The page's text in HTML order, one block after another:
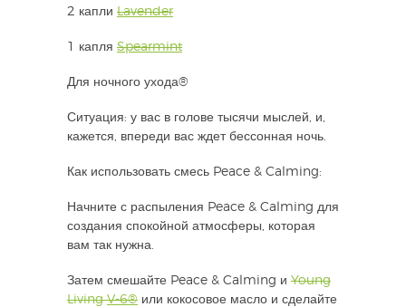
2 капли Lavender
1 капля Spearmint
Для ночного ухода®
Ситуация: у вас в голове тысячи мыслей, и,
кажется, впереди вас ждет бессонная ночь.
Как использовать смесь Peace & Calming:
Начните с распыления Peace & Calming для
создания спокойной атмосферы, которая
вам так нужна.
Затем смешайте Peace & Calming и Young
LivingV-6® или кокосовое масло и сделайте